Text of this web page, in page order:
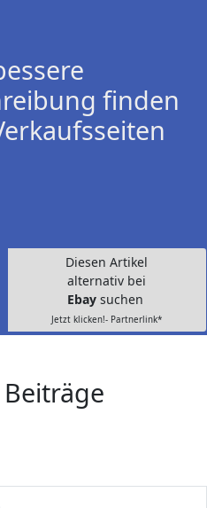
finden
Diesen Artikel
alternativ bei
Ebay suchen
Jetzt klicken!- Partnerlink*